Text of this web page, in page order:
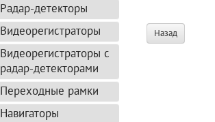
Назад
Радар-детекторы
Видеорегистраторы
Видеорегистраторы с
радар-детекторами
Переходные рамки
Навигаторы